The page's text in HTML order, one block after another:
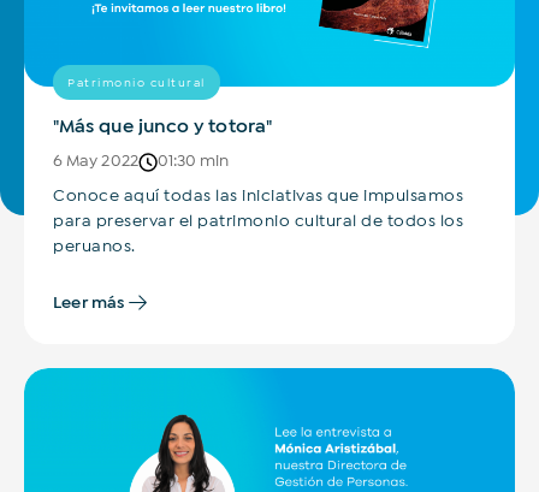
Patrimonio cultural
"Más que junco y totora"
6 May 2022 01:30 min
Conoce aquí todas las iniciativas que impulsamos
para preservar el patrimonio cultural de todos los
peruanos.
Leer más